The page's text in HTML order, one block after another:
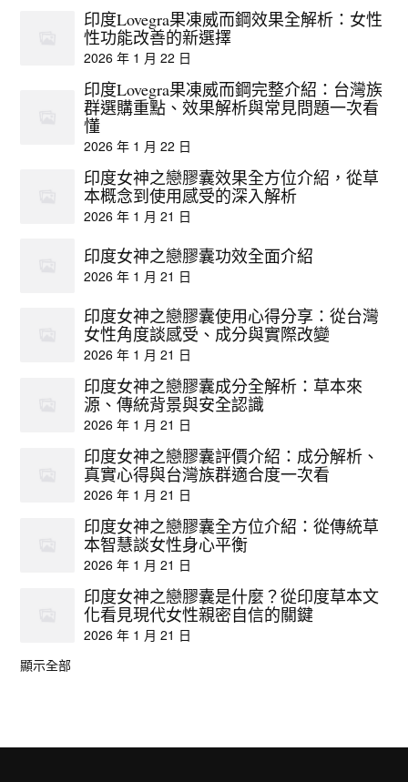
印度Lovegra果凍威而鋼效果全解析：女性
性功能改善的新選擇
2026 年 1 月 22 日
印度Lovegra果凍威而鋼完整介紹：台灣族
群選購重點、效果解析與常見問題一次看
懂
2026 年 1 月 22 日
印度女神之戀膠囊效果全方位介紹，從草
本概念到使用感受的深入解析
2026 年 1 月 21 日
印度女神之戀膠囊功效全面介紹
2026 年 1 月 21 日
印度女神之戀膠囊使用心得分享：從台灣
女性角度談感受、成分與實際改變
2026 年 1 月 21 日
印度女神之戀膠囊成分全解析：草本來
源、傳統背景與安全認識
2026 年 1 月 21 日
印度女神之戀膠囊評價介紹：成分解析、
真實心得與台灣族群適合度一次看
2026 年 1 月 21 日
印度女神之戀膠囊全方位介紹：從傳統草
本智慧談女性身心平衡
2026 年 1 月 21 日
印度女神之戀膠囊是什麼？從印度草本文
化看見現代女性親密自信的關鍵
2026 年 1 月 21 日
顯示全部